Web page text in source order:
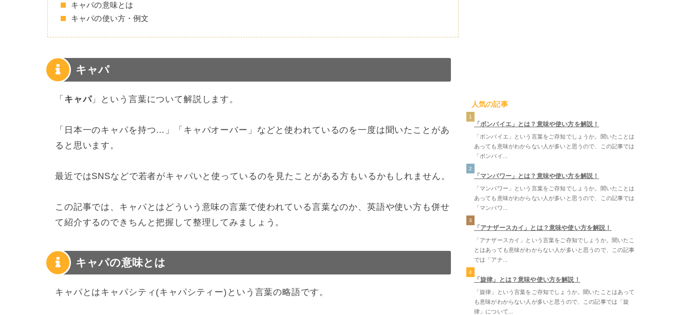
キャパの意味とは
キャパの使い方・例文
キャパ
「 キャパ」という言葉について解説します。
「日本一のキャパを持つ…」「キャパオーバー」などと使われているのを一度は聞いたことがあ
ると思います。
最近ではSNSなどで若者がキャパいと使っているのを見たことがある方もいるかもしれません。
この記事では、キャパとはどういう意味の言葉で使われている言葉なのか、英語や使い方も併せ
て紹介するのできちんと把握して整理してみましょう。
キャパの意味とは
キャパとはキャパシティ(キャパシティー)という言葉の略語です。
人気の記事
1
「ボンバイエ」とは？意味や使い方を解説！
「ボンバイエ」という言葉をご存知でしょうか。聞いたことは
あっても意味がわからない人が多いと思うので、この記事では
「ボンバイ...
2
「マンパワー」とは？意味や使い方を解説！
「マンパワー」という言葉をご存知でしょうか。聞いたことは
あっても意味がわからない人が多いと思うので、この記事では
「マンパワ...
3
「アナザースカイ」とは？意味や使い方を解説！
「アナザースカイ」という言葉をご存知でしょうか。聞いたこ
とはあっても意味がわからない人が多いと思うので、この記事
では「アナ...
4
「旋律」とは？意味や使い方を解説！
「旋律」という言葉をご存知でしょうか。聞いたことはあって
も意味がわからない人が多いと思うので、この記事では「旋
律」について...